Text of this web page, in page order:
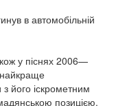
в автомобільній
у піснях 2006—
його іскрометним
позицією.